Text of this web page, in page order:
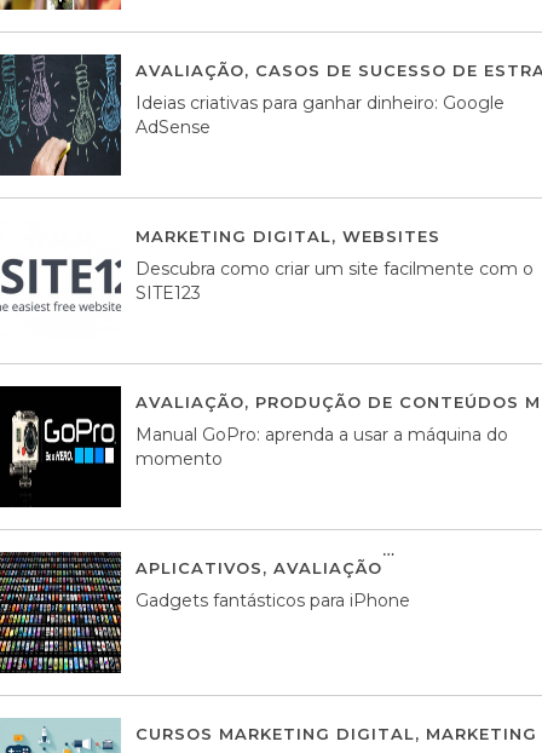
AVALIAÇÃO, CASOS DE SUCESSO DE
Ideias criativas para ganhar dinheiro: Google
AdSense
MARKETING DIGITAL, WEBSITES
Descubra como criar um site facilmente com o
SITE123
AVALIAÇÃO, PRODUÇÃO DE CONTEÚDOS
Manual GoPro: aprenda a usar a máquina do
momento
APLICATIVOS, AVALIAÇÃO
Gadgets fantásticos para iPhone
CURSOS MARKETING DIGITAL,